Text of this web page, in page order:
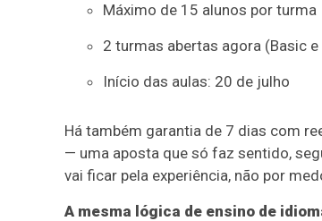
Máximo de 15 alunos por turma
2 turmas abertas agora (Basic
Início das aulas: 20 de julho
Há também garantia de 7 dias com
— uma aposta que só faz sentido,
vai ficar pela experiência, não por
A mesma lógica de ensino de